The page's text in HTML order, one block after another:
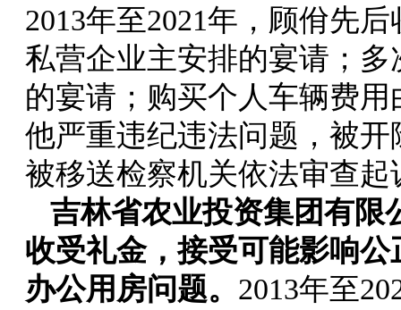
2013年至2021年，顾佾先
私营企业主安排的宴请；
的宴请；购买个人车辆费
他严重违纪违法问题，被
被移送检察机关依法审查起
吉林省农业投资集团有限
收受礼金，接受可能影响
办公用房问题。 2013年至